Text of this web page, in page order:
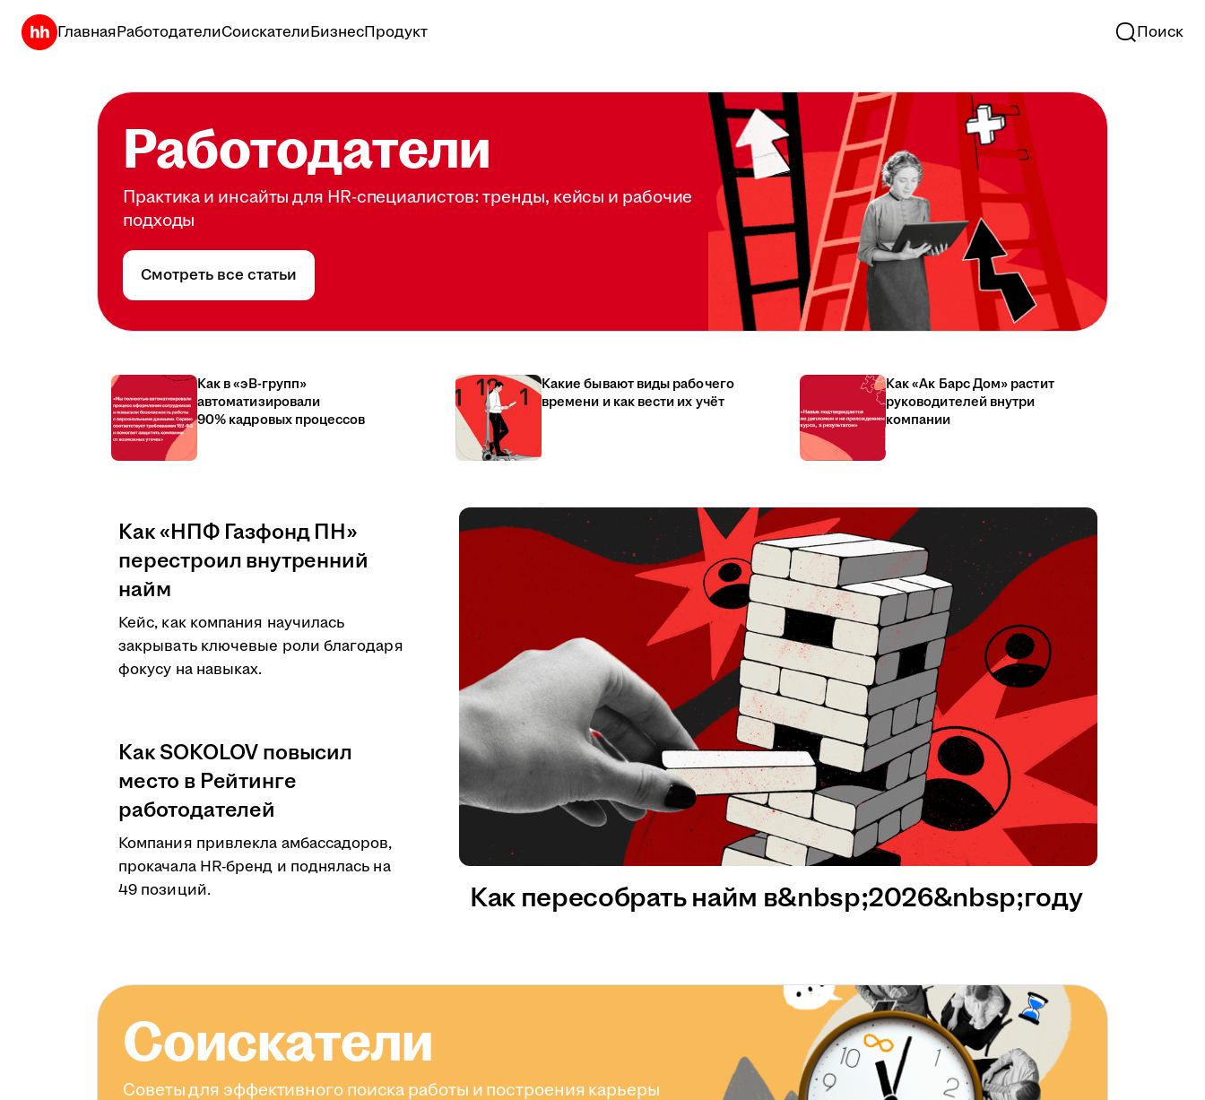
ГлавнаяРаботодателиСоискателиБизнесПродукт Поиск
Работодатели
Практика и инсайты для HR-специалистов: тренды, кейсы и рабочие
подходы
Смотреть все статьи
Как в «эВ-групп»
автоматизировали
90% кадровых процессов
Какие бывают виды рабочего
времени и как вести их учёт
Как «Ак Барс Дом» растит
руководителей внутри
компании
Как «НПФ Газфонд ПН»
перестроил внутренний
найм
Кейс, как компания научилась
закрывать ключевые роли благодаря
фокусу на навыках.
Как SOKOLOV повысил
место в Рейтинге
работодателей
Компания привлекла амбассадоров,
прокачала HR-бренд и поднялась на
49 позиций.
Как пересобрать найм в&nbsp;2026&nbsp;году
Соискатели
Советы для эффективного поиска работы и построения карьеры